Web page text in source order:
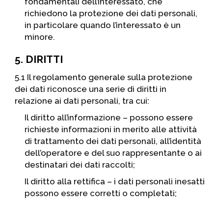
richiedono la protezione dei dati personali,
in particolare quando l’interessato è un
minore.
5. DIRITTI
5.1 Il regolamento generale sulla protezione
dei dati riconosce una serie di diritti in
relazione ai dati personali, tra cui:
Il diritto all’informazione – possono essere
richieste informazioni in merito alle attività
di trattamento dei dati personali, all’identità
dell’operatore e del suo rappresentante o ai
destinatari dei dati raccolti;
Il diritto alla rettifica – i dati personali inesatti
possono essere corretti o completati;